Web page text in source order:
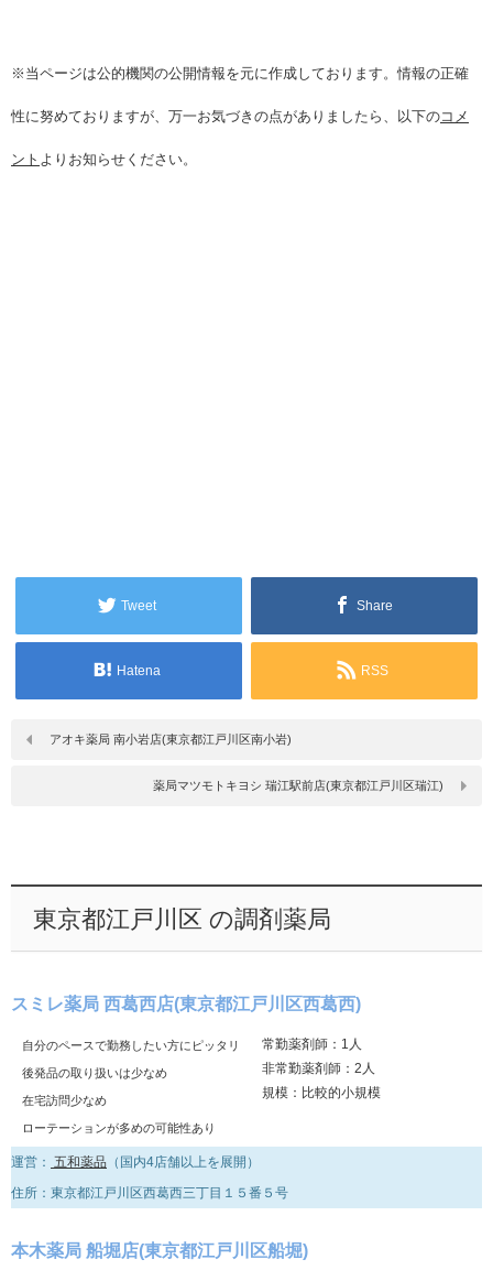
※当ページは公的機関の公開情報を元に作成しております。情報の正確
性に努めておりますが、万一お気づきの点がありましたら、以下のコメ
ント よりお知らせください。
Tweet Share
Hatena RSS
アオキ薬局 南小岩店(東京都江戸川区南小岩)
薬局マツモトキヨシ 瑞江駅前店(東京都江戸川区瑞江)
東京都江戸川区 の調剤薬局
スミレ薬局 西葛西店(東京都江戸川区西葛西)
自分のペースで勤務したい方にピッタリ
後発品の取り扱いは少なめ
在宅訪問少なめ
ローテーションが多めの可能性あり
常勤薬剤師：1人
非常勤薬剤師：2人
規模：比較的小規模
運営： 五和薬品 （国内4店舗以上を展開）
住所：東京都江戸川区西葛西三丁目１５番５号
本木薬局 船堀店(東京都江戸川区船堀)